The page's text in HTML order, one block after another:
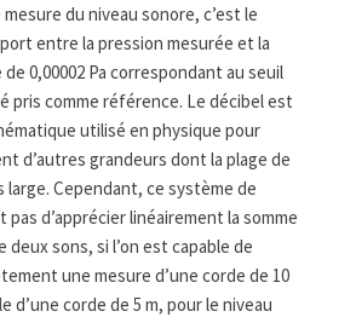
du niveau sonore, c’est le
entre la pression mesurée et la
0,00002 Pa correspondant au seuil
pris comme référence. Le décibel est
utilisé en physique pour
d’autres grandeurs dont la plage de
Cependant, ce système de
pas d’apprécier linéairement la somme
deux sons, si l’on est capable de
une mesure d’une corde de 10
d’une corde de 5 m, pour le niveau